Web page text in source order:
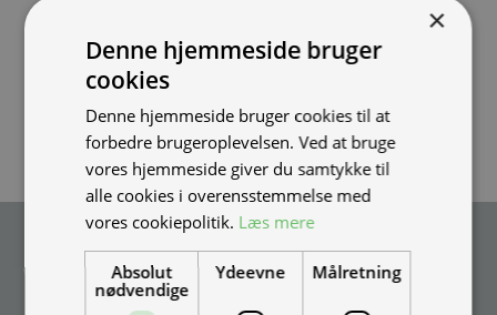
Tilmeld nyhedsmail
Vær blandt de første til at modtage info om nye produkter, tilbud,
events og udstillinger.
×
Denne hjemmeside bruger
cookies
Denne hjemmeside bruger cookies til at
forbedre brugeroplevelsen. Ved at bruge
vores hjemmeside giver du samtykke til
alle cookies i overensstemmelse med
vores cookiepolitik. Læs mere
Absolut
nødvendige
Ydeevne Målretning